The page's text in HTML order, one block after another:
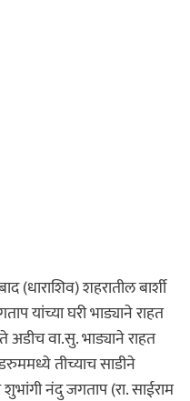
(धाराशिव) शहरातील बार्शी
यांच्या घरी भाड्याने राहत
अडीच वा.सु. भाड्याने राहत
तीच्याच साडीने
नंदु जगताप (रा. साईराम